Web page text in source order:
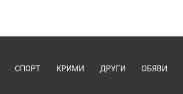
СПОРТ КРИМИ ДРУГИ ОБЯВИ